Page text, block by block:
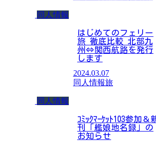
同人情報
はじめてのフェリー
旅 徹底比較 北部九
州⇔関西航路を発行
します
2024.03.07
同人情報旅
同人情報
ｺﾐｯｸﾏｰｹｯﾄ103参加＆
刊「艦娘地名録」の
お知らせ